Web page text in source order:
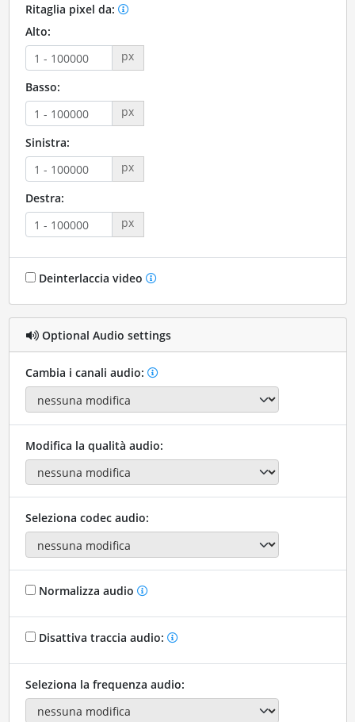
Ritaglia pixel da:
Alto:
px
Basso:
px
Sinistra:
px
Destra:
px
Deinterlaccia video
Optional Audio settings
Cambia i canali audio:
Modifica la qualità audio:
Seleziona codec audio:
Normalizza audio
Disattiva traccia audio:
Seleziona la frequenza audio: